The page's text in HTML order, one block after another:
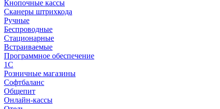
Кнопочные кассы
Сканеры штрихкода
Ручные
Беспроводные
Стационарные
Встраиваемые
Программное обеспечение
1С
Розничные магазины
Софтбаланс
Общепит
Онлайн-кассы